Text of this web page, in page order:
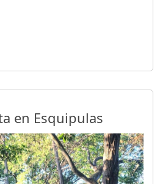
en Esquipulas